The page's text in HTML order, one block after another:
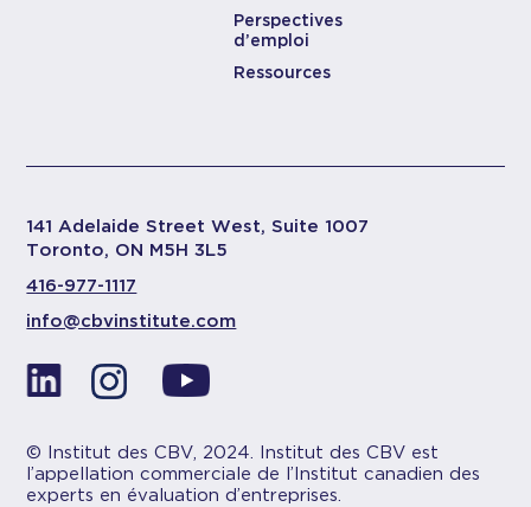
Perspectives
d’emploi
Ressources
141 Adelaide Street West, Suite 1007
Toronto, ON M5H 3L5
416-977-1117
info@cbvinstitute.com
© Institut des CBV, 2024. Institut des CBV est
l’appellation commerciale de l’Institut canadien des
experts en évaluation d’entreprises.